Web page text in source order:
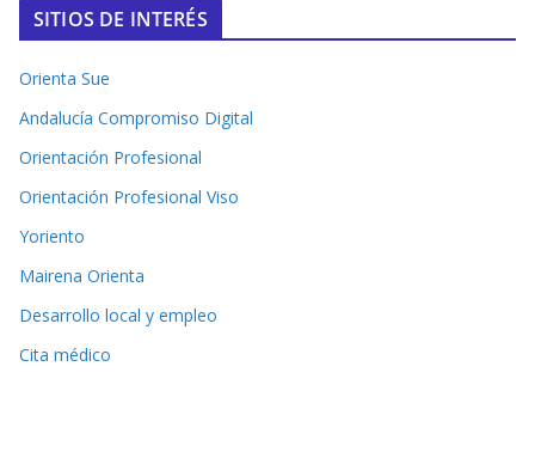
SITIOS DE INTERÉS
Orienta Sue
Andalucía Compromiso Digital
Orientación Profesional
Orientación Profesional Viso
Yoriento
Mairena Orienta
Desarrollo local y empleo
Cita médico